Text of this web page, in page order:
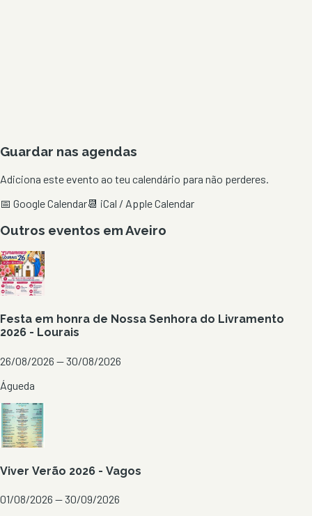
Guardar nas agendas
Adiciona este evento ao teu calendário para não perderes.
📅 Google Calendar📆 iCal / Apple Calendar
Outros eventos emAveiro
Festa em honra de Nossa Senhora do Livramento
2026 - Lourais
26/08/2026 — 30/08/2026
Águeda
Viver Verão 2026 - Vagos
01/08/2026 — 30/09/2026